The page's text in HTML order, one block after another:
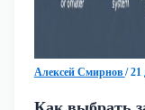
Алексей Смирнов /21